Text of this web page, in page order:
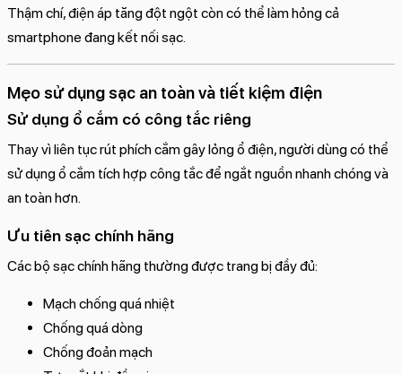
Thậm chí, điện áp tăng đột ngột còn có thể làm hỏng cả
smartphone đang kết nối sạc.
Mẹo sử dụng sạc an toàn và tiết kiệm điện
Sử dụng ổ cắm có công tắc riêng
Thay vì liên tục rút phích cắm gây lỏng ổ điện, người dùng có thể
sử dụng ổ cắm tích hợp công tắc để ngắt nguồn nhanh chóng và
an toàn hơn.
Ưu tiên sạc chính hãng
Các bộ sạc chính hãng thường được trang bị đầy đủ:
Mạch chống quá nhiệt
Chống quá dòng
Chống đoản mạch